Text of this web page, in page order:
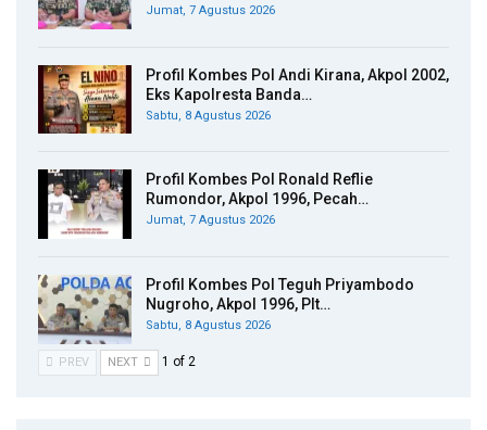
Jumat, 7 Agustus 2026
Profil Kombes Pol Andi Kirana, Akpol 2002,
Eks Kapolresta Banda…
Sabtu, 8 Agustus 2026
Profil Kombes Pol Ronald Reflie
Rumondor, Akpol 1996, Pecah…
Jumat, 7 Agustus 2026
Profil Kombes Pol Teguh Priyambodo
Nugroho, Akpol 1996, Plt…
Sabtu, 8 Agustus 2026
PREV NEXT 1 of 2